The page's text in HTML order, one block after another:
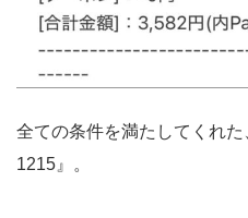
全ての条件を満たしてくれ
1215』。